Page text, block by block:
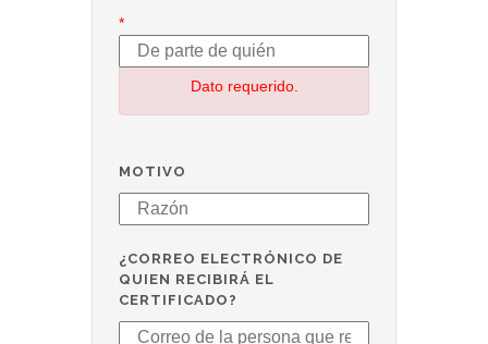
*
Dato requerido.
MOTIVO
¿CORREO ELECTRÓNICO DE
QUIEN RECIBIRÁ EL
CERTIFICADO?